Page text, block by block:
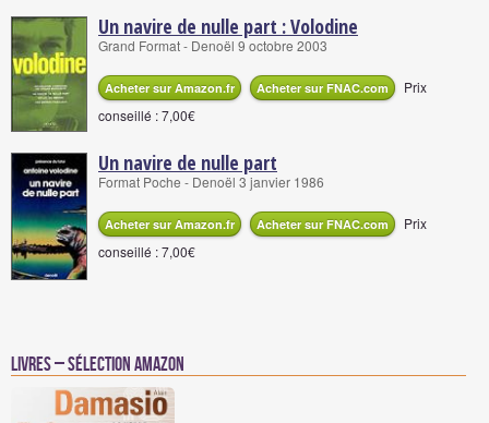
Un navire de nulle part : Volodine
Grand Format - Denoël 9 octobre 2003
Acheter sur Amazon.fr Acheter sur FNAC.com
Prix
conseillé : 7,00€
Un navire de nulle part
Format Poche - Denoël 3 janvier 1986
Acheter sur Amazon.fr Acheter sur FNAC.com
Prix
conseillé : 7,00€
Livres – Sélection Amazon